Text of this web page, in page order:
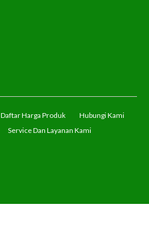
Daftar Harga Produk
Hubungi Kami
Service Dan Layanan Kami